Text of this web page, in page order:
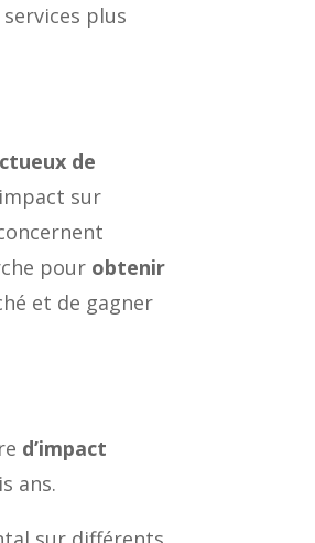
plus
de
sur
pour obtenir
et de gagner
d’impact
ans.